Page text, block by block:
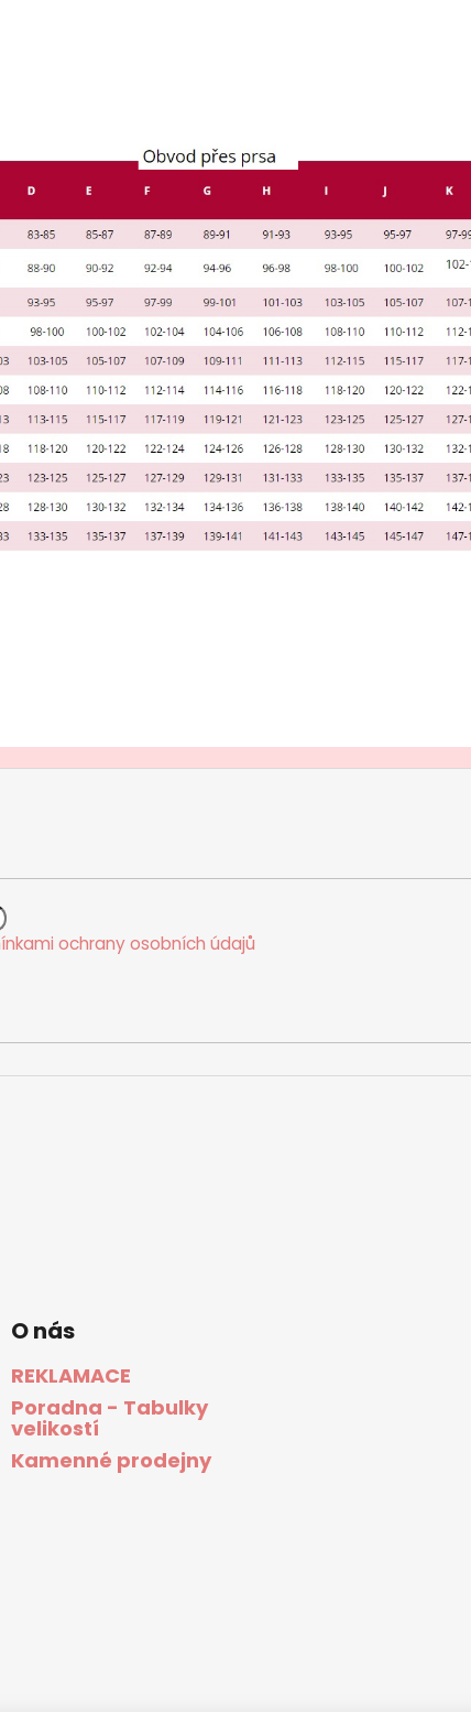
ochrany osobních údajů
O nás
REKLAMACE
Poradna - Tabulky
velikostí
Kamenné prodejny